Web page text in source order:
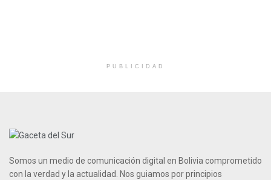
PUBLICIDAD
Somos un medio de comunicación digital en Bolivia comprometido
con la verdad y la actualidad. Nos guiamos por principios